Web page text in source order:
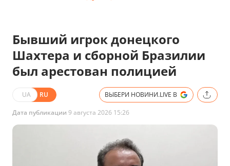
Бывший игрок донецкого
Шахтера и сборной Бразилии
был арестован полицией
UA RU ВЫБЕРИ НОВИНИ.LIVE В
Дата публикации 9 августа 2026 15:26